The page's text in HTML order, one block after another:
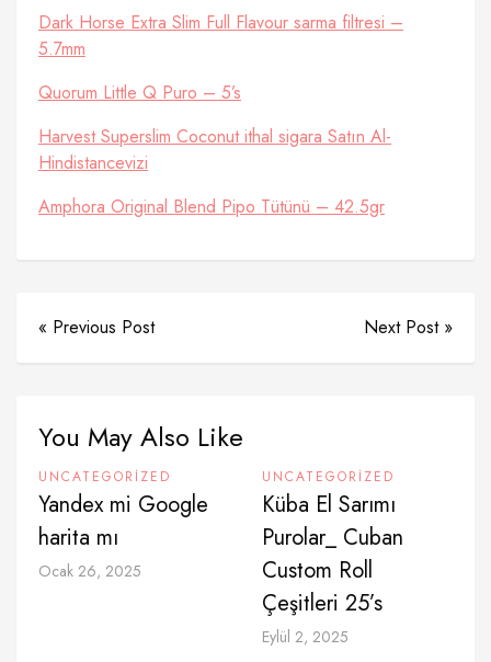
Dark Horse Extra Slim Full Flavour sarma filtresi –
5.7mm
Quorum Little Q Puro – 5’s
Harvest Superslim Coconut ithal sigara Satın Al-
Hindistancevizi
Amphora Original Blend Pipo Tütünü – 42.5gr
« Previous Post Next Post »
You May Also Like
UNCATEGORIZED
Yandex mi Google
harita mı
Ocak 26, 2025
UNCATEGORIZED
Küba El Sarımı
Purolar_ Cuban
Custom Roll
Çeşitleri 25’s
Eylül 2, 2025